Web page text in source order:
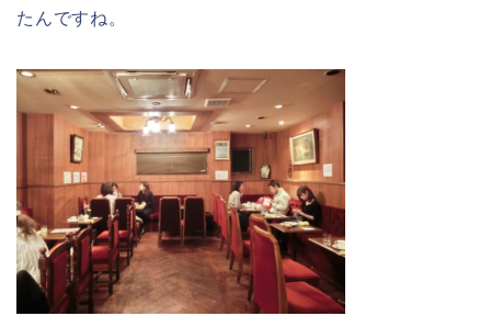
たんですね。